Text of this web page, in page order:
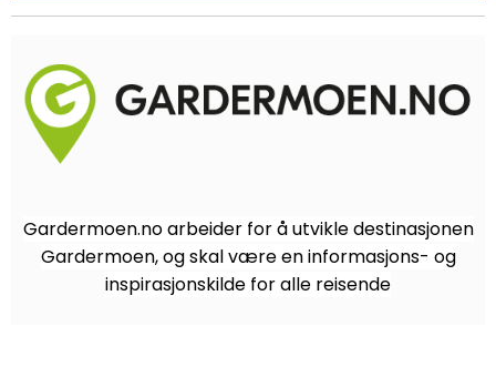
Gardermoen.no arbeider for å utvikle destinasjonen
Gardermoen, og skal være en informasjons- og
inspirasjonskilde for alle reisende